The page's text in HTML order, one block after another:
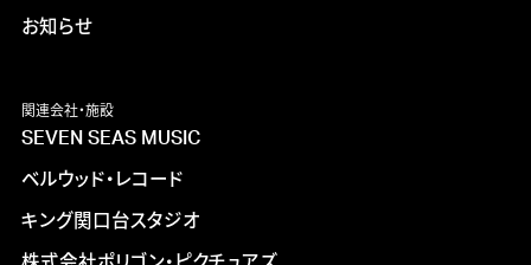
お知らせ
関連会社・施設
SEVEN SEAS MUSIC
ベルウッド・レコード
キング関口台スタジオ